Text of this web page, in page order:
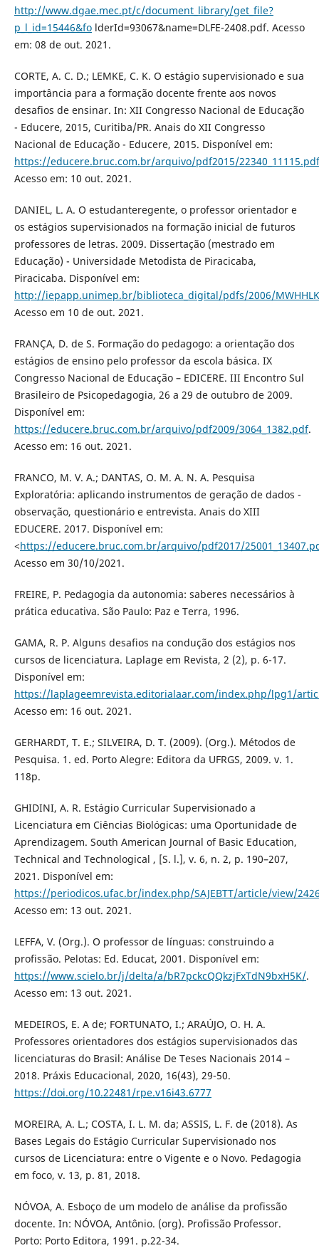
http://www.dgae.mec.pt/c/document_library/get_file?
p_l_id=15446&folderId=93067&name=DLFE-2408.pdf. Acesso
em: 08 de out. 2021.
CORTE, A. C. D.; LEMKE, C. K. O estágio supervisionado e sua
importância para a formação docente frente aos novos
desafios de ensinar. In: XII Congresso Nacional de Educação
- Educere, 2015, Curitiba/PR. Anais do XII Congresso
Nacional de Educação - Educere, 2015. Disponível em:
https://educere.bruc.com.br/arquivo/pdf2015/22340_11115.pdf
Acesso em: 10 out. 2021.
DANIEL, L. A. O estudanteregente, o professor orientador e
os estágios supervisionados na formação inicial de futuros
professores de letras. 2009. Dissertação (mestrado em
Educação) - Universidade Metodista de Piracicaba,
Piracicaba. Disponível em:
http://iepapp.unimep.br/biblioteca_digital/pdfs/2006/
Acesso em 10 de out. 2021.
FRANÇA, D. de S. Formação do pedagogo: a orientação dos
estágios de ensino pelo professor da escola básica. IX
Congresso Nacional de Educação – EDICERE. III Encontro Sul
Brasileiro de Psicopedagogia, 26 a 29 de outubro de 2009.
Disponível em:
https://educere.bruc.com.br/arquivo/pdf2009/3064_1382.pdf.
Acesso em: 16 out. 2021.
FRANCO, M. V. A.; DANTAS, O. M. A. N. A. Pesquisa
Exploratória: aplicando instrumentos de geração de dados -
observação, questionário e entrevista. Anais do XIII
EDUCERE. 2017. Disponível em:
<https://educere.bruc.com.br/arquivo/pdf2017/
Acesso em 30/10/2021.
FREIRE, P. Pedagogia da autonomia: saberes necessários à
prática educativa. São Paulo: Paz e Terra, 1996.
GAMA, R. P. Alguns desafios na condução dos estágios nos
cursos de licenciatura. Laplage em Revista, 2 (2), p. 6-17.
Disponível em:
https://laplageemrevista.editorialaar.com/index.php/lpg1/
Acesso em: 16 out. 2021.
GERHARDT, T. E.; SILVEIRA, D. T. (2009). (Org.). Métodos de
Pesquisa. 1. ed. Porto Alegre: Editora da UFRGS, 2009. v. 1.
118p.
GHIDINI, A. R. Estágio Curricular Supervisionado a
Licenciatura em Ciências Biológicas: uma Oportunidade de
Aprendizagem. South American Journal of Basic Education,
Technical and Technological , [S. l.], v. 6, n. 2, p. 190–207,
2021. Disponível em:
https://periodicos.ufac.br/index.php/SAJEBTT/article/view/
Acesso em: 13 out. 2021.
LEFFA, V. (Org.). O professor de línguas: construindo a
profissão. Pelotas: Ed. Educat, 2001. Disponível em:
https://www.scielo.br/j/delta/a/bR7pckcQQkzjFxTdN9bxH5K/.
Acesso em: 13 out. 2021.
MEDEIROS, E. A de; FORTUNATO, I.; ARAÚJO, O. H. A.
Professores orientadores dos estágios supervisionados das
licenciaturas do Brasil: Análise De Teses Nacionais 2014 –
2018. Práxis Educacional, 2020, 16(43), 29-50.
https://doi.org/10.22481/rpe.v16i43.6777
MOREIRA, A. L.; COSTA, I. L. M. da; ASSIS, L. F. de (2018). As
Bases Legais do Estágio Curricular Supervisionado nos
cursos de Licenciatura: entre o Vigente e o Novo. Pedagogia
em foco, v. 13, p. 81, 2018.
NÓVOA, A. Esboço de um modelo de análise da profissão
docente. In: NÓVOA, Antônio. (org). Profissão Professor.
Porto: Porto Editora, 1991. p.22-34.